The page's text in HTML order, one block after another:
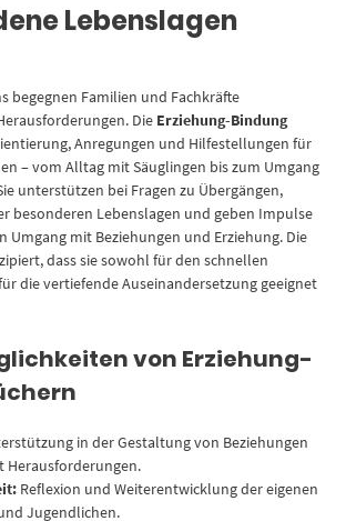
Lebenslagen
begegnen Familien und Fachkräfte
Die Erziehung-Bindung
Anregungen und Hilfestellungen für
– vom Alltag mit Säuglingen bis zum Umgang
unterstützen bei Fragen zu Übergängen,
besonderen Lebenslagen und geben Impulse
Umgang mit Beziehungen und Erziehung. Die
dass sie sowohl für den schnellen
die vertiefende Auseinandersetzung geeignet
von Erziehung-
in der Gestaltung von Beziehungen
Herausforderungen.
Reflexion und Weiterentwicklung der eigenen
Jugendlichen.